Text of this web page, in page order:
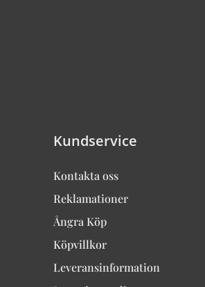
Kundservice
Kontakta oss
Reklamationer
Ångra Köp
Köpvillkor
Leveransinformation